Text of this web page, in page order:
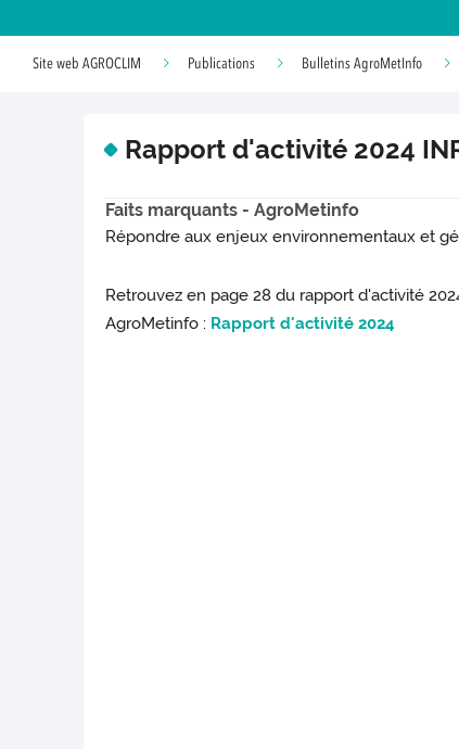
Site web AGROCLIM Publications Bulletins AgroMetInfo
Rapport d'activité 2024
Faits marquants - AgroMetinfo
Répondre aux enjeux environnementaux et
Retrouvez en page 28 du rapport d'activité
AgroMetinfo : Rapport d'activité 2024